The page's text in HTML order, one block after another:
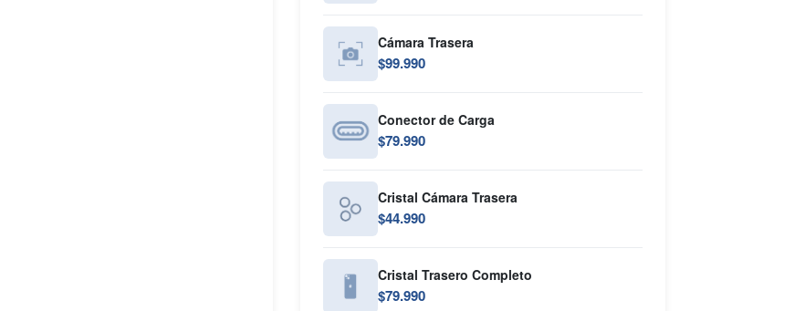
Cámara Trasera
$99.990
Conector de Carga
$79.990
Cristal Cámara Trasera
$44.990
Cristal Trasero Completo
$79.990